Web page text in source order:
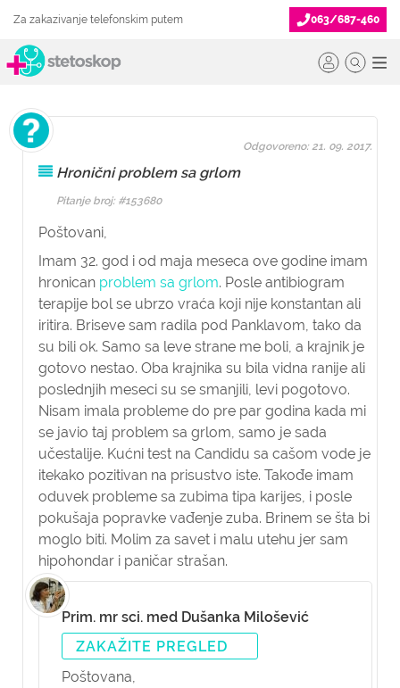
Za zakazivanje telefonskim putem 063/687-460
Hronični problem sa grlom
Pitanje broj: #153680
Poštovani,
Imam 32. god i od maja meseca ove godine imam
hronican problem sa grlom. Posle antibiogram
terapije bol se ubrzo vraća koji nije konstantan ali
iritira. Briseve sam radila pod Panklavom, tako da
su bili ok. Samo sa leve strane me boli, a krajnik je
gotovo nestao. Oba krajnika su bila vidna ranije ali
poslednjih meseci su se smanjili, levi pogotovo.
Nisam imala probleme do pre par godina kada mi
se javio taj problem sa grlom, samo je sada
učestalije. Kućni test na Candidu sa cašom vode je
itekako pozitivan na prisustvo iste. Takođe imam
oduvek probleme sa zubima tipa karijes, i posle
pokušaja popravke vađenje zuba. Brinem se šta bi
moglo biti. Molim za savet i malu utehu jer sam
hipohondar i paničar strašan.
Odgovoreno: 21. 09. 2017.
Prim. mr sci. med Dušanka Milošević
ZAKAŽITE PREGLED
Poštovana,